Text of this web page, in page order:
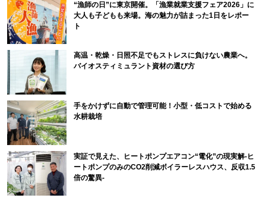
“漁師の日”に東京開催。「漁業就業支援フェア2026」に
大人も子どもも来場。海の魅力が詰まった1日をレポー
ト
高温・乾燥・日照不足でもストレスに負けない農業へ。
バイオスティミュラント資材の選び方
手をかけずに自動で管理可能！小型・低コストで始める
水耕栽培
実証で見えた、ヒートポンプエアコン“電化”の現実解-ヒ
ートポンプのみのCO2削減ボイラーレスハウス、反収1.5
倍の驚異-